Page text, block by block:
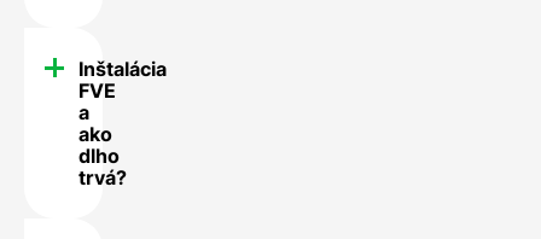
Inštalácia
FVE
a
ako
dlho
trvá?